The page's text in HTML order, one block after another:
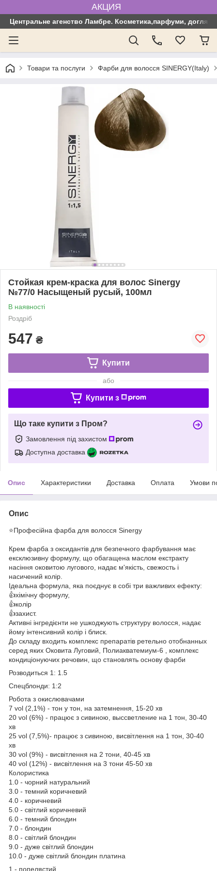
АКЦИЯ
Центральне агенство Ламбре. Косметика,парфуми, догляд
Товари та послуги Фарби для волосся SINERGY(Italy)
Стойкая крем-краска для волос Sinergy
№77/0 Насыщеный русый, 100мл
В наявності
Роздріб
547 ₴
Купити
або
Купити з
Що таке купити з Пром?
Замовлення під захистом
Доступна доставка
Опис Характеристики Доставка Оплата Умови
Опис
⭐️Професійна фарба для волосся Sinergy
Крем фарба з оксидантів для безпечного фарбування має
ексклюзивну формулу, що обагащена маслом екстракту
насіння оковитою лугового, надає м'якість, свежость і
насичений колір.
Ідеальна формула, яка поєднує в собі три важливих ефекту:
👍хімічну формулу,
👍колір
👍захист.
Активні інгредієнти не ушкоджують структуру волосся, надає
йому інтенсивний колір і блиск.
До складу входить комплекс препаратів ретельно отобнанных
серед яких Оковита Луговий, Полиакватемиум-6 , комплекс
кондиціонуючих речовин, що становлять основу фарби
Розводиться 1: 1.5
Спецблонди: 1:2
Робота з окислювачами
7 vol (2,1%) - тон у тон, на затемнення, 15-20 хв
20 vol (6%) - працює з сивиною, выссветление на 1 тон, 30-40
хв
25 vol (7,5%)- працює з сивиною, висвітлення на 1 тон, 30-40
хв
30 vol (9%) - висвітлення на 2 тони, 40-45 хв
40 vol (12%) - висвітлення на 3 тони 45-50 хв
Колористика
1.0 - чорний натуральний
3.0 - темний коричневий
4.0 - коричневий
5.0 - світлий коричневий
6.0 - темний блондин
7.0 - блондин
8.0 - світлий блондин
9.0 - дуже світлий блондин
10.0 - дуже світлий блондин платина
1 - попелястий